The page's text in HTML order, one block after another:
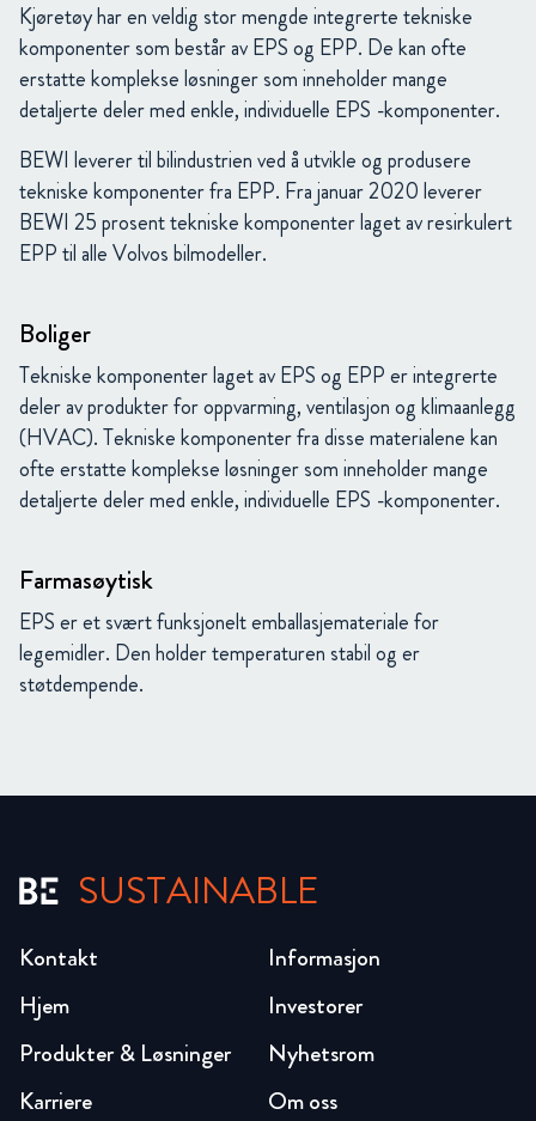
Kjøretøy har en veldig stor mengde integrerte tekniske
komponenter som består av EPS og EPP. De kan ofte
erstatte komplekse løsninger som inneholder mange
detaljerte deler med enkle, individuelle EPS -komponenter.
BEWI leverer til bilindustrien ved å utvikle og produsere
tekniske komponenter fra EPP. Fra januar 2020 leverer
BEWI 25 prosent tekniske komponenter laget av resirkulert
EPP til alle Volvos bilmodeller.
Boliger
Tekniske komponenter laget av EPS og EPP er integrerte
deler av produkter for oppvarming, ventilasjon og klimaanlegg
(HVAC). Tekniske komponenter fra disse materialene kan
ofte erstatte komplekse løsninger som inneholder mange
detaljerte deler med enkle, individuelle EPS -komponenter.
Farmasøytisk
EPS er et svært funksjonelt emballasjemateriale for
legemidler. Den holder temperaturen stabil og er
støtdempende.
SUSTAINABLE
Hjem
Produkter & Løsninger
Karriere
Investorer
Nyhetsrom
Om oss
Kontakt Informasjon